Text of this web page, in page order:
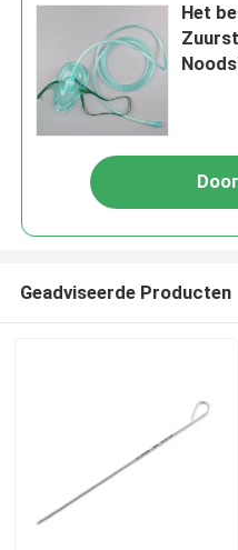
Het
Geadviseerde Producten